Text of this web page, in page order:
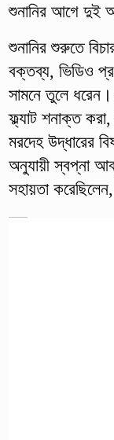
শুনানির আগে দুই
শুনানির শুরুতে
বক্তব্য, ভিডিও
সামনে তুলে ধরেন।
ফ্ল্যাট শনাক্ত
মরদেহ উদ্ধারের
অনুযায়ী স্বপ্না
সহায়তা